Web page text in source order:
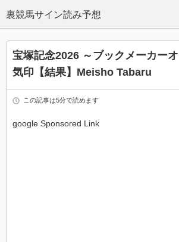
宝塚記念2026 ～ブックメーカー
気印【結果】Meisho Tabaru
この記事は5分で読めます
google Sponsored Link